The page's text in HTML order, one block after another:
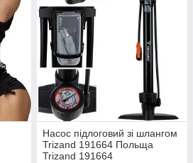
Насос підлоговий зі шлангом
Trizand 191664 Польща
Trizand 191664